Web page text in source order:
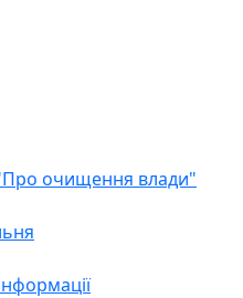
очищення влади"